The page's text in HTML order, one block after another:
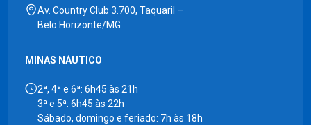
Av. Country Club 3.700, Taquaril –
Belo Horizonte/MG
MINAS NÁUTICO
2ª, 4ª e 6ª: 6h45 às 21h
3ª e 5ª: 6h45 às 22h
Sábado, domingo e feriado: 7h às 18h